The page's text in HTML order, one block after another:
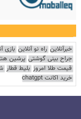
خبرآنلاین راه نو آنلاین بازی
جراح بینی گوشتی پرشین
قیمت طلا امروز بلیط قطار
خرید اکانت chatgpt